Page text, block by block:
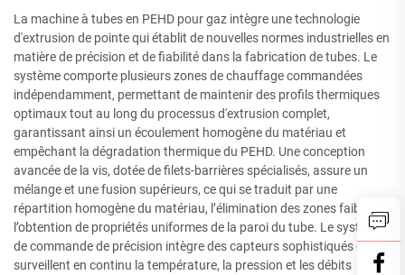
La machine à tubes en PEHD pour gaz intègre une technologie
d'extrusion de pointe qui établit de nouvelles normes industrielles en
matière de précision et de fiabilité dans la fabrication de tubes. Le
système comporte plusieurs zones de chauffage commandées
indépendamment, permettant de maintenir des profils thermiques
optimaux tout au long du processus d'extrusion complet,
garantissant ainsi un écoulement homogène du matériau et
empêchant la dégradation thermique du PEHD. Une conception
avancée de la vis, dotée de filets-barrières spécialisés, assure un
mélange et une fusion supérieurs, ce qui se traduit par une
répartition homogène du matériau, l’élimination des zones faibles et
l’obtention de propriétés uniformes de la paroi du tube. Le système
de commande de précision intègre des capteurs sophistiqués qui
surveillent en continu la température, la pression et les débits